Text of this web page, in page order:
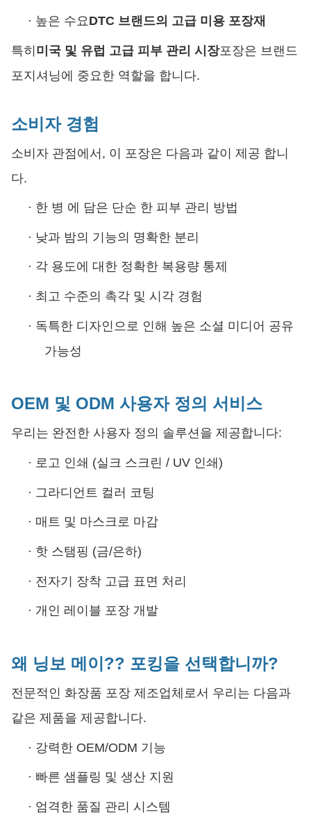
· 높은 수요 DTC 브랜드의 고급 미용 포장재
특히 미국 및 유럽 고급 피부 관리 시장포장은 브랜드
포지셔닝에 중요한 역할을 합니다.
소비자 경험
소비자 관점에서, 이 포장은 다음과 같이 제공 합니
다.
· 한 병 에 담은 단순 한 피부 관리 방법
· 낮과 밤의 기능의 명확한 분리
· 각 용도에 대한 정확한 복용량 통제
· 최고 수준의 촉각 및 시각 경험
· 독특한 디자인으로 인해 높은 소셜 미디어 공유
가능성
OEM 및 ODM 사용자 정의 서비스
우리는 완전한 사용자 정의 솔루션을 제공합니다:
· 로고 인쇄 (실크 스크린 / UV 인쇄)
· 그라디언트 컬러 코팅
· 매트 및 마스크로 마감
· 핫 스탬핑 (금/은하)
· 전자기 장착 고급 표면 처리
· 개인 레이블 포장 개발
왜 닝보 메이?? 포킹을 선택합니까?
전문적인 화장품 포장 제조업체로서 우리는 다음과
같은 제품을 제공합니다.
· 강력한 OEM/ODM 기능
· 빠른 샘플링 및 생산 지원
· 엄격한 품질 관리 시스템